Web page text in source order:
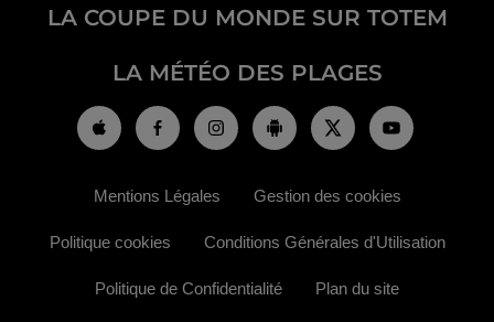
LA COUPE DU MONDE SUR TOTEM
LA MÉTÉO DES PLAGES
Mentions Légales Gestion des cookies
Politique cookies Conditions Générales d'Utilisation
Politique de Confidentialité Plan du site